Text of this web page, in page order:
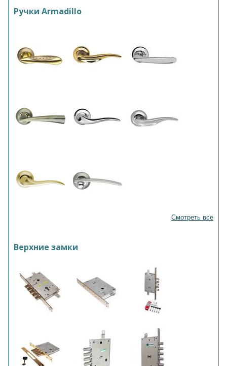
Ручки Armadillo
Смотреть все
Верхние замки